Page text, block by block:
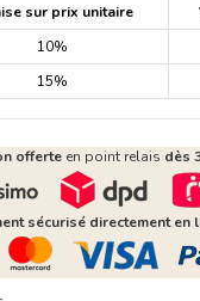
sur prix unitaire
10%
15%
offerte en point relais dès
sécurisé directement en